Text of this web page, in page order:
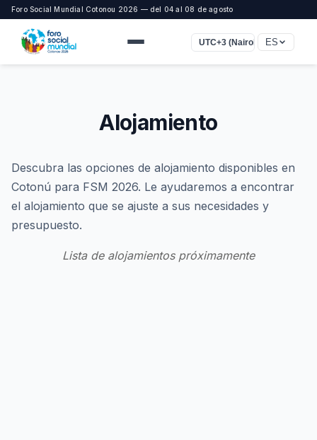
Foro Social Mundial Cotonou 2026 — del 04 al 08 de agosto
UTC+3 (Nairobi, Bagdad)
ES
Alojamiento
Descubra las opciones de alojamiento disponibles en
Cotonú para FSM 2026. Le ayudaremos a encontrar
el alojamiento que se ajuste a sus necesidades y
presupuesto.
Lista de alojamientos próximamente